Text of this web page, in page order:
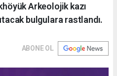
Arkeolojik kazı
bulgulara rastlandı.
ABONE OL